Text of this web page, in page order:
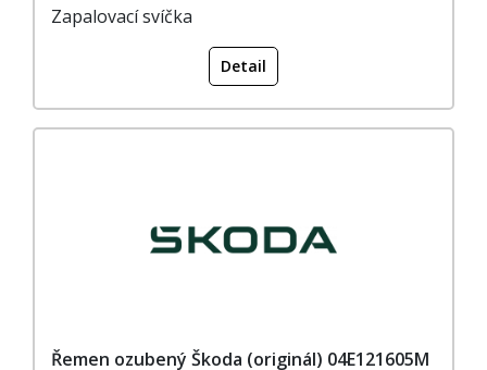
Zapalovací svíčka
Detail
Řemen ozubený Škoda (originál) 04E121605M